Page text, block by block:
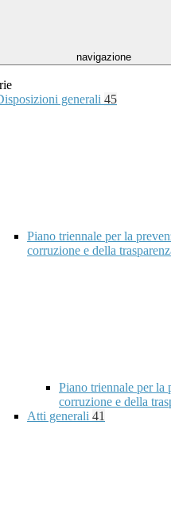
navigazione
generali 45
Piano triennale per la
corruzione e della
Piano triennale per la
corruzione e della
Atti generali 41